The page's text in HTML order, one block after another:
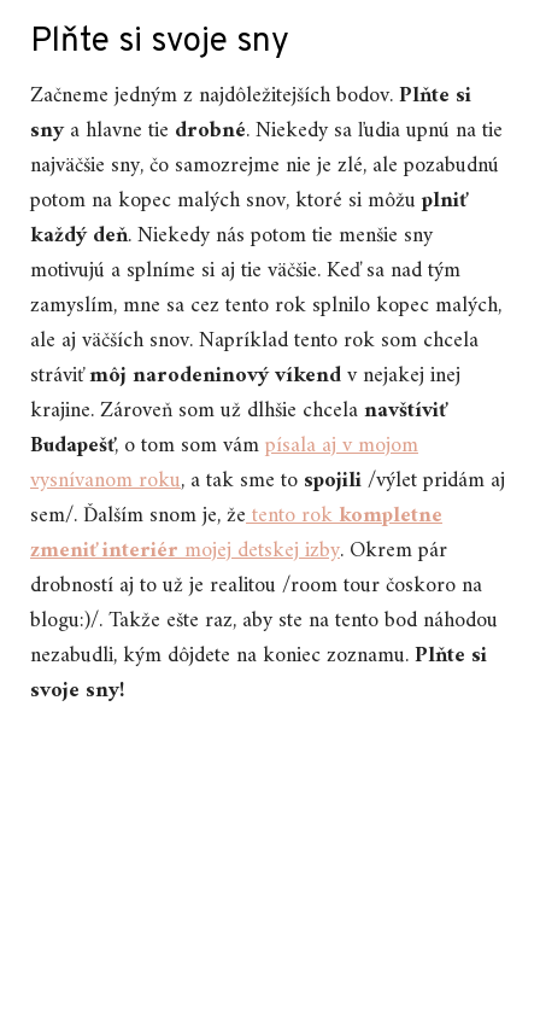
Plňte si svoje sny
Začneme jedným z najdôležitejších bodov.Plňte si
snya hlavne tie drobné. Niekedy sa ľudia upnú na tie
najväčšie sny, čo samozrejme nie je zlé, ale pozabudnú
potom na kopec malých snov, ktoré si môžuplniť
každý deň. Niekedy nás potom tie menšie sny
motivujú a splníme si aj tie väčšie. Keď sa nad tým
zamyslím, mne sa cez tento rok splnilo kopec malých,
ale aj väčších snov. Napríklad tento rok som chcela
stráviťmôj narodeninový víkendv nejakej inej
krajine. Zároveň som už dlhšie chcelanavštíviť
Budapešť, o tom som vámpísala aj v mojom
vysnívanom roku, a tak sme tospojili/výlet pridám aj
sem/. Ďalším snom je, žetento rokkompletne
zmeniťinteriérmojej detskej izby. Okrem pár
drobností aj to už je realitou /room tour čoskoro na
blogu:)/. Takže ešte raz, aby ste na tento bod náhodou
nezabudli, kým dôjdete na koniec zoznamu.Plňte si
svoje sny!